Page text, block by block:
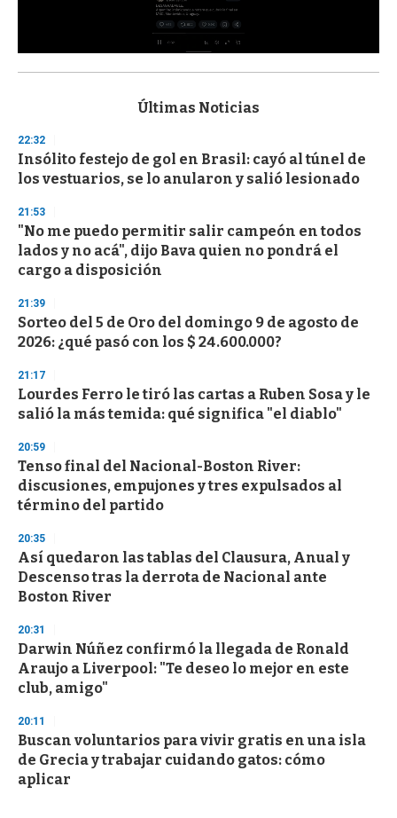
s
d
s
o
f
3
s
e
c
o
d
s
Últimas Noticias
22:32
Insólito festejo de gol en Brasil: cayó al túnel de
los vestuarios, se lo anularon y salió lesionado
21:53
"No me puedo permitir salir campeón en todos
lados y no acá", dijo Bava quien no pondrá el
cargo a disposición
21:39
Sorteo del 5 de Oro del domingo 9 de agosto de
2026: ¿qué pasó con los $ 24.600.000?
21:17
Lourdes Ferro le tiró las cartas a Ruben Sosa y le
salió la más temida: qué significa "el diablo"
20:59
Tenso final del Nacional-Boston River:
discusiones, empujones y tres expulsados al
término del partido
20:35
Así quedaron las tablas del Clausura, Anual y
Descenso tras la derrota de Nacional ante
Boston River
20:31
Darwin Núñez confirmó la llegada de Ronald
Araujo a Liverpool: "Te deseo lo mejor en este
club, amigo"
20:11
Buscan voluntarios para vivir gratis en una isla
de Grecia y trabajar cuidando gatos: cómo
aplicar